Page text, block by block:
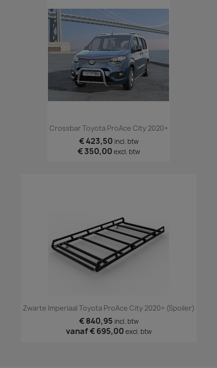
Crossbar Toyota ProAce City 2020+
€ 423,50 incl. btw
€ 350,00 excl. btw
Zwarte Imperiaal Toyota ProAce City 2020+ (spoiler)
€ 840,95 incl. btw
vanaf€ 695,00 excl. btw